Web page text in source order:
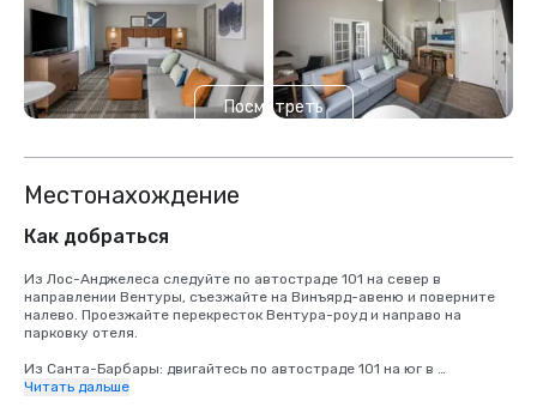
Посмотреть
Местонахождение
Как добраться
Из Лос-Анджелеса следуйте по автостраде 101 на север в
направлении Вентуры, съезжайте на Винъярд-авеню и поверните
налево. Проезжайте перекресток Вентура-роуд и направо на
парковку отеля.
Из Санта-Барбары: двигайтесь по автостраде 101 на юг в
направлении Лос-Анджелеса, съезжайте на Vineyard Ave.,
Читать дальше